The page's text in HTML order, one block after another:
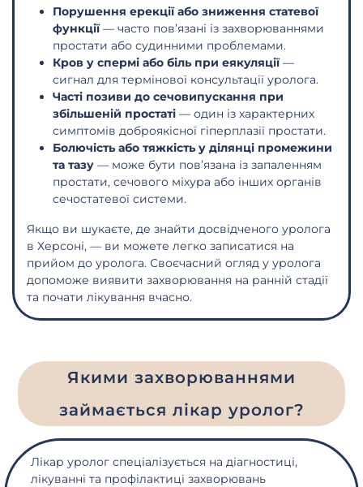
Порушення ерекції або зниження статевої
функції— часто пов’язані із захворюваннями
простати або судинними проблемами.
Кров у спермі або біль при еякуляції—
сигнал для термінової консультації уролога.
Часті позиви до сечовипускання при
збільшеній простаті — один із характерних
симптомів доброякісної гіперплазії простати.
Болючість або тяжкість у ділянці промежини
та тазу — може бути пов’язана із запаленням
простати, сечового міхура або інших органів
сечостатевої системи.
Якщо ви шукаєте, де знайти досвідченого уролога
в Херсоні, — ви можете легко записатися на
прийом до уролога. Своєчасний огляд у уролога
допоможе виявити захворювання на ранній стадії
та почати лікування вчасно.
Якими захворюваннями
займається лікар уролог?
Лікар уролог спеціалізується на діагностиці,
лікуванні та профілактиці захворювань